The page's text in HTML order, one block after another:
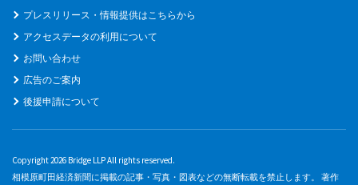
プレスリリース・情報提供はこちらから
アクセスデータの利用について
お問い合わせ
広告のご案内
後援申請について
Copyright 2026 Bridge LLP All rights reserved.
相模原町田経済新聞に掲載の記事・写真・図表などの無断転載を禁止します。 著作